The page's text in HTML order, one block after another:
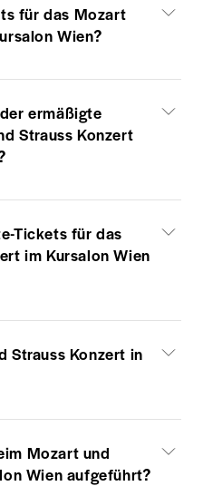
für das Mozart
Wien?
ermäßigte
Strauss Konzert
Tickets für das
im Kursalon Wien
Strauss Konzert in
Mozart und
Wien aufgeführt?